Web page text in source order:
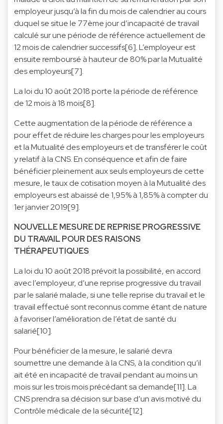
employeur jusqu’à la fin du mois de calendrier au cours
duquel se situe le 77ème jour d’incapacité de travail
calculé sur une période de référence actuellement de
12 mois de calendrier successifs[6]. L’employeur est
ensuite remboursé à hauteur de 80% par la Mutualité
des employeurs[7].
La loi du 10 août 2018 porte la période de référence
de 12 mois à 18 mois[8].
Cette augmentation de la période de référence a
pour effet de réduire les charges pour les employeurs
et la Mutualité des employeurs et de transférer le coût
y relatif à la CNS. En conséquence et afin de faire
bénéficier pleinement aux seuls employeurs de cette
mesure, le taux de cotisation moyen à la Mutualité des
employeurs est abaissé de 1,95% à 1,85% à compter du
1er janvier 2019[9].
NOUVELLE MESURE DE REPRISE PROGRESSIVE
DU TRAVAIL POUR DES RAISONS
THÉRAPEUTIQUES
La loi du 10 août 2018 prévoit la possibilité, en accord
avec l’employeur, d’une reprise progressive du travail
par le salarié malade, si une telle reprise du travail et le
travail effectué sont reconnus comme étant de nature
à favoriser l’amélioration de l’état de santé du
salarié[10].
Pour bénéficier de la mesure, le salarié devra
soumettre une demande à la CNS, à la condition qu’il
ait été en incapacité de travail pendant au moins un
mois sur les trois mois précédant sa demande[11]. La
CNS prendra sa décision sur base d’un avis motivé du
Contrôle médicale de la sécurité[12].